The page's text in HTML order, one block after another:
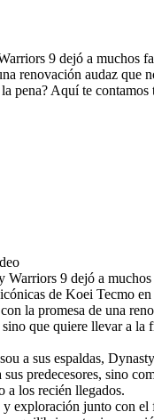
9 dejó a
renovación audaz que
pena? Aquí te contamos
Warriors 9 dejó a
de Koei Tecmo
la promesa de una
que quiere llevar a la
a sus espaldas,
predecesores, sino
a los recién llegados.
exploración junto con